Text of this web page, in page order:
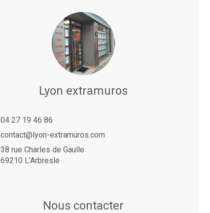
Lyon extramuros
04 27 19 46 86
contact@lyon-extramuros.com
38 rue Charles de Gaulle
69210 L'Arbresle
Nous contacter